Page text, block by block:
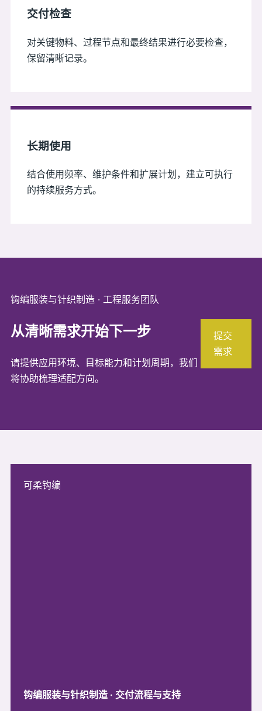
交付检查
对关键物料、过程节点和最终结果进行必要检查，
保留清晰记录。
长期使用
结合使用频率、维护条件和扩展计划，建立可执行
的持续服务方式。
钩编服装与针织制造 · 工程服务团队
从清晰需求开始下一步
请提供应用环境、目标能力和计划周期，我们
将协助梳理适配方向。
提交
需求
可柔钩编
钩编服装与针织制造 · 交付流程与支持